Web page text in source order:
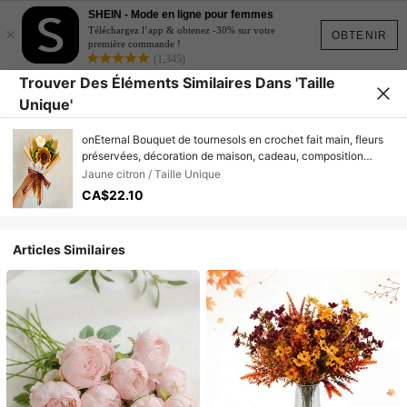
OBTENIR
×
SHEIN - Mode en ligne pour femmes
Téléchargez l’app & obtenez -30% sur votre
première commande !
(1,345)
Trouver Des Éléments Similaires Dans 'Taille
Unique'
onEternal Bouquet de tournesols en crochet fait main, fleurs
préservées, décoration de maison, cadeau, composition
florale, convient pour la Saint-Valentin, la Fête des Pères, la
Fête des Mères, la remise des diplômes
Jaune citron / Taille Unique
CA$22.10
Articles Similaires